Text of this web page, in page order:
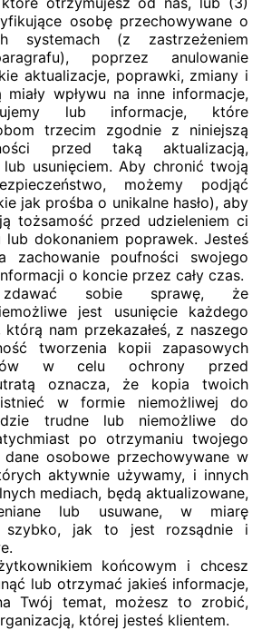
osobę przechowywane o
systemach (z zastrzeżeniem
poprzez anulowanie
aktualizacje, poprawki, zmiany i
miały wpływu na inne informacje,
lub informacje, które
trzecim zgodnie z niniejszą
przed taką aktualizacją,
usunięciem. Aby chronić twoją
możemy podjąć
jak prośba o unikalne hasło), aby
tożsamość przed udzieleniem ci
dokonaniem poprawek. Jesteś
zachowanie poufności swojego
o koncie przez cały czas.
zdawać sobie sprawę, że
jest usunięcie każdego
nam przekazałeś, z naszego
tworzenia kopii zapasowych
w celu ochrony przed
oznacza, że ​​kopia twoich
w formie niemożliwej do
trudne lub niemożliwe do
po otrzymaniu twojego
osobowe przechowywane w
aktywnie używamy, i innych
mediach, będą aktualizowane,
lub usuwane, w miarę
szybko, jak to jest rozsądnie i
końcowym i chcesz
lub otrzymać jakieś informacje,
Twój temat, możesz to zrobić,
której jesteś klientem.